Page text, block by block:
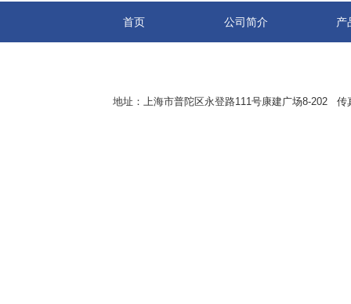
首页 公司简介 产
地址：上海市普陀区永登路111号康建广场8-202